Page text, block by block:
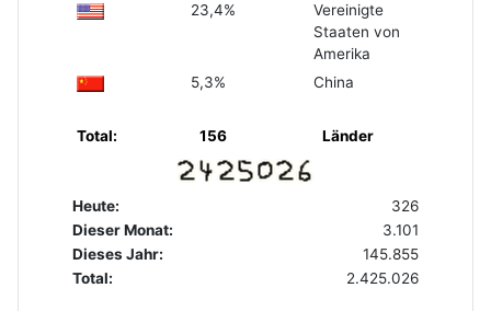
23,4%
Vereinigte
Staaten von
Amerika
5,3%
China
Total: 156 Länder
Heute:
326
Dieser Monat:
3.101
Dieses Jahr:
145.855
Total:
2.425.026